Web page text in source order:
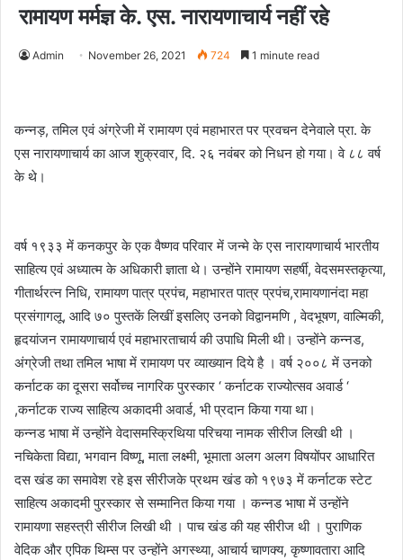
रामायण मर्मज्ञ के. एस. नारायणाचार्य नहीं रहे
Admin November 26, 2021 724 1 minute read
कन्नड़, तमिल एवं अंग्रेजी में रामायण एवं महाभारत पर प्रवचन देनेवाले प्रा. के
एस नारायणाचार्य का आज शुक्रवार, दि. २६ नवंबर को निधन हो गया। वे ८८ वर्ष
के थे।
वर्ष १९३३ में कनकपुर के एक वैष्णव परिवार में जन्मे के एस नारायणाचार्य भारतीय
साहित्य एवं अध्यात्म के अधिकारी ज्ञाता थे। उन्होंने रामायण सहर्षी, वेदसमस्तकृत्या,
गीतार्थरत्न निधि, रामायण पात्र प्रपंच, महाभारत पात्र प्रपंच,रामायणानंदा महा
प्रसंगागलू, आदि ७० पुस्तकें लिखीं इसलिए उनको विद्वानमणि , वेदभूषण, वाल्मिकी,
हृदयांजन रामायणाचार्य एवं महाभारताचार्य की उपाधि मिली थी। उन्होंने कन्नड,
अंग्रेजी तथा तमिल भाषा में रामायण पर व्याख्यान दिये है । वर्ष २००८ में उनको
कर्नाटक का दूसरा सर्वोच्च नागरिक पुरस्कार ‘ कर्नाटक राज्योत्सव अवार्ड ‘
,कर्नाटक राज्य साहित्य अकादमी अवार्ड, भी प्रदान किया गया था।
कन्नड भाषा में उन्होंने वेदासमस्क्रिथिया परिचया नामक सीरीज लिखी थी ।
नचिकेता विद्या, भगवान विष्णू, माता लक्ष्मी, भूमाता अलग अलग विषयोंपर आधारित
दस खंड का समावेश रहे इस सीरीजके प्रथम खंड को १९७३ में कर्नाटक स्टेट
साहित्य अकादमी पुरस्कार से सम्मानित किया गया । कन्नड भाषा में उन्होंने
रामायणा सहस्त्री सीरीज लिखी थी । पाच खंड की यह सीरीज थी । पुराणिक
वेदिक और एपिक थिम्स पर उन्होंने अगस्थ्या, आचार्य चाणक्य, कृष्णावतारा आदि